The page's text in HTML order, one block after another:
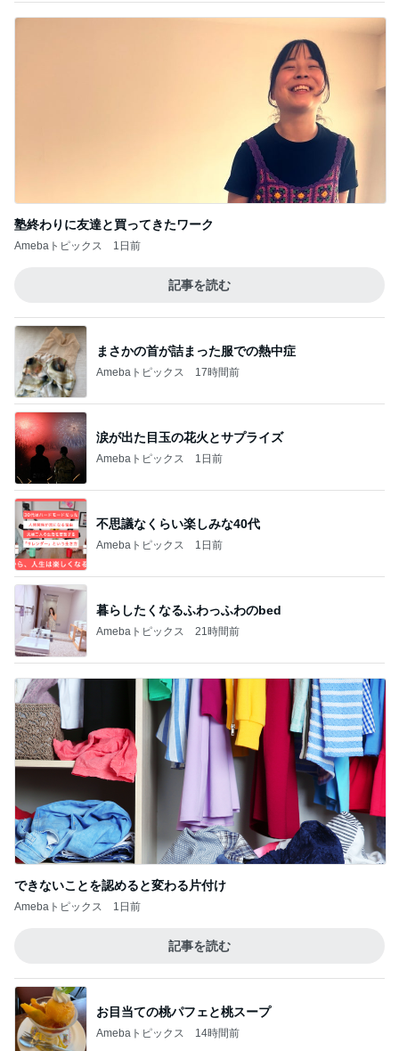
塾終わりに友達と買ってきたワーク
Amebaトピックス 1日前
記事を読む
まさかの首が詰まった服での熱中症
Amebaトピックス 17時間前
涙が出た目玉の花火とサプライズ
Amebaトピックス 1日前
不思議なくらい楽しみな40代
Amebaトピックス 1日前
暮らしたくなるふわっふわのbed
Amebaトピックス 21時間前
できないことを認めると変わる片付け
Amebaトピックス 1日前
記事を読む
お目当ての桃パフェと桃スープ
Amebaトピックス 14時間前